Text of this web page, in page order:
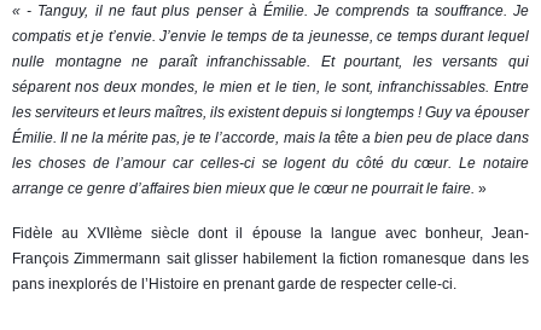
« - Tanguy, il ne faut plus penser à Émilie. Je comprends ta souffrance. Je
compatis et je t’envie. J’envie le temps de ta jeunesse, ce temps durant lequel
nulle montagne ne paraît infranchissable. Et pourtant, les versants qui
séparent nos deux mondes, le mien et le tien, le sont, infranchissables. Entre
les serviteurs et leurs maîtres, ils existent depuis si longtemps ! Guy va épouser
Émilie. Il ne la mérite pas, je te l’accorde, mais la tête a bien peu de place dans
les choses de l’amour car celles-ci se logent du côté du cœur. Le notaire
arrange ce genre d’affaires bien mieux que le cœur ne pourrait le faire. »
Fidèle au XVIIème siècle dont il épouse la langue avec bonheur, Jean-
François Zimmermann sait glisser habilement la fiction romanesque dans les
pans inexplorés de l’Histoire en prenant garde de respecter celle-ci.